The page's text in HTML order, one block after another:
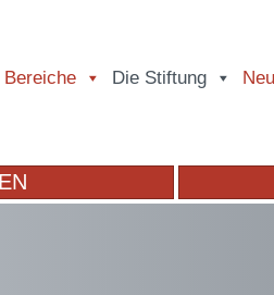
Bereiche Die Stiftung